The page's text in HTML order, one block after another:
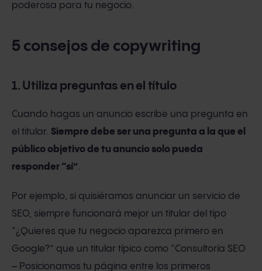
poderosa para tu negocio.
5 consejos de copywriting
1. Utiliza preguntas en el título
Cuando hagas un anuncio escribe una pregunta en
el titular. Siempre debe ser una pregunta a la que el
público objetivo de tu anuncio solo pueda
responder “sí”.
Por ejemplo, si quisiéramos anunciar un servicio de
SEO, siempre funcionará mejor un titular del tipo
“¿Quieres que tu negocio aparezca primero en
Google?” que un titular típico como “Consultoría SEO
– Posicionamos tu página entre los primeros